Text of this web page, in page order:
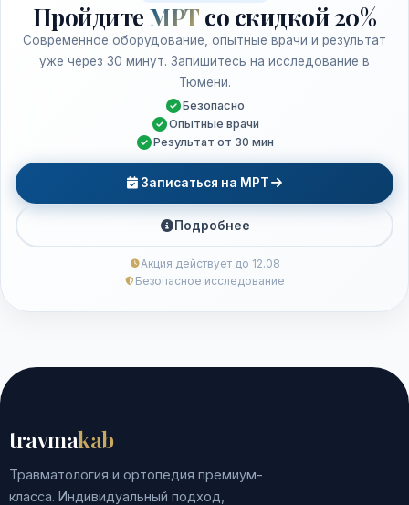
Пройдите МРТ со скидкой 20%
Современное оборудование, опытные врачи и результат
уже через 30 минут. Запишитесь на исследование в
Тюмени.
Безопасно
Опытные врачи
Результат от 30 мин
Записаться на МРТ
Подробнее
Акция действует до 12.08
Безопасное исследование
travmakab
Травматология и ортопедия премиум-
класса. Индивидуальный подход,